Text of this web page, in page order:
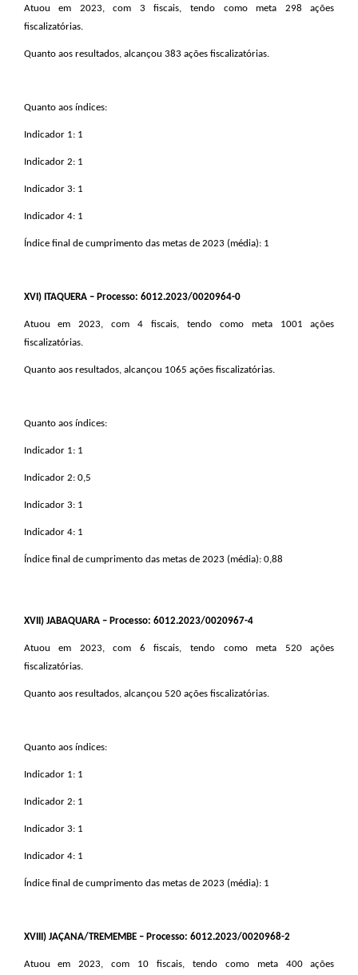
Atuou em 2023, com 3 fiscais, tendo como meta 298 ações
fiscalizatórias.
Quanto aos resultados, alcançou 383 ações fiscalizatórias.
Quanto aos índices:
Indicador 1: 1
Indicador 2: 1
Indicador 3: 1
Indicador 4: 1
Índice final de cumprimento das metas de 2023 (média): 1
XVI ) ITAQUERA – Processo: 6012.2023/0020964-0
Atuou em 2023, com 4 fiscais, tendo como meta 1001 ações
fiscalizatórias.
Quanto aos resultados, alcançou 1065 ações fiscalizatórias.
Quanto aos índices:
Indicador 1: 1
Indicador 2: 0,5
Indicador 3: 1
Indicador 4: 1
Índice final de cumprimento das metas de 2023 (média): 0,88
XVII ) JABAQUARA – Processo: 6012.2023/0020967-4
Atuou em 2023, com 6 fiscais, tendo como meta 520 ações
fiscalizatórias.
Quanto aos resultados, alcançou 520 ações fiscalizatórias.
Quanto aos índices:
Indicador 1: 1
Indicador 2: 1
Indicador 3: 1
Indicador 4: 1
Índice final de cumprimento das metas de 2023 (média): 1
XVIII ) JAÇANA/TREMEMBE – Processo: 6012.2023/0020968-2
Atuou em 2023, com 10 fiscais, tendo como meta 400 ações